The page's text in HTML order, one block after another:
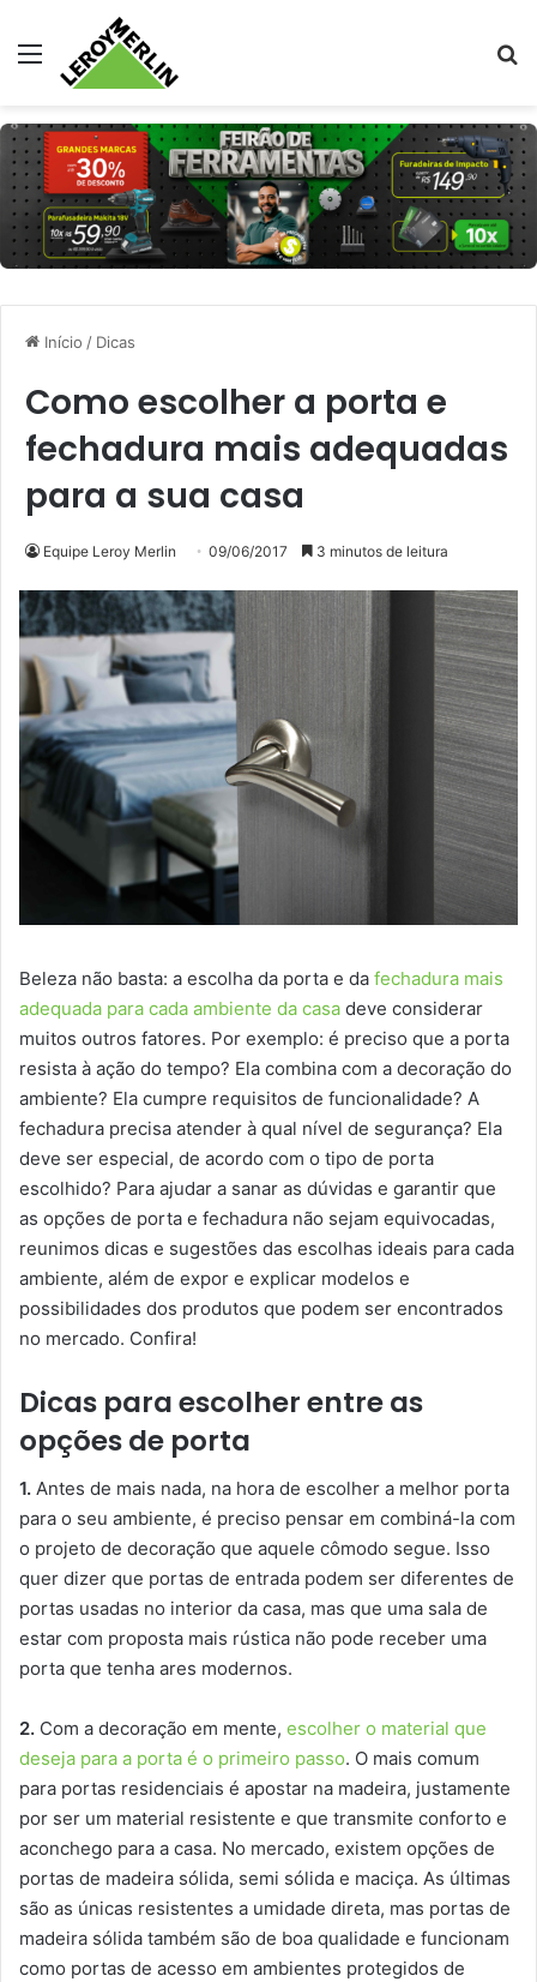
Menu
Início / Dicas
Como escolher a porta e
fechadura mais adequadas
para a sua casa
Equipe Leroy Merlin 09/06/2017 3 minutos de leitura
Beleza não basta: a escolha da porta e da fechadura mais
adequada para cada ambiente da casa deve considerar
muitos outros fatores. Por exemplo: é preciso que a porta
resista à ação do tempo? Ela combina com a decoração do
ambiente? Ela cumpre requisitos de funcionalidade? A
fechadura precisa atender à qual nível de segurança? Ela
deve ser especial, de acordo com o tipo de porta
escolhido? Para ajudar a sanar as dúvidas e garantir que
as opções de porta e fechadura não sejam equivocadas,
reunimos dicas e sugestões das escolhas ideais para cada
ambiente, além de expor e explicar modelos e
possibilidades dos produtos que podem ser encontrados
no mercado. Confira!
Dicas para escolher entre as
opções de porta
1. Antes de mais nada, na hora de escolher a melhor porta
para o seu ambiente, é preciso pensar em combiná-la com
o projeto de decoração que aquele cômodo segue. Isso
quer dizer que portas de entrada podem ser diferentes de
portas usadas no interior da casa, mas que uma sala de
estar com proposta mais rústica não pode receber uma
porta que tenha ares modernos.
2. Com a decoração em mente, escolher o material que
deseja para a porta é o primeiro passo. O mais comum
para portas residenciais é apostar na madeira, justamente
por ser um material resistente e que transmite conforto e
aconchego para a casa. No mercado, existem opções de
portas de madeira sólida, semi sólida e maciça. As últimas
são as únicas resistentes a umidade direta, mas portas de
madeira sólida também são de boa qualidade e funcionam
como portas de acesso em ambientes protegidos de